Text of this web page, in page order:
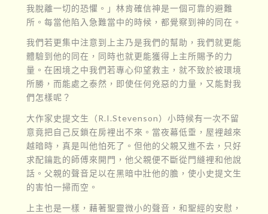
我脫離一切的恐懼。」林肯確信神是一個可靠的避難
所。每當他陷入急難當中的時候，都覺察到神的同在。
我們若更集中注意到上主乃是我們的幫助，我們就更能
體驗到他的同在，同時也就更能獲得上主所賜予的力
量。在困境之中我們若專心仰望救主，就不致於被環境
所勝，而能處之泰然，即使任何兇惡的力量，又能對我
們怎樣呢？
大作家史提文生（R.I.Stevenson）小時候有一次不留
意竟把自己反鎖在房裡出不來。當夜幕低垂，屋裡越來
越暗時，真是叫他怕死了。但他的父親又進不去，只好
求配鑰匙的師傅來開門，他父親便不斷從門縫裡和他說
話。父親的聲音足以在黑暗中壯他的膽，使小史提文生
的害怕一掃而空。
上主也是一樣，藉著聖靈微小的聲音，和聖經的安慰，